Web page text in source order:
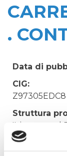
.
Data di
CIG:
Z97305EDC8
Struttura
'Irisacqua srl
Tecnico